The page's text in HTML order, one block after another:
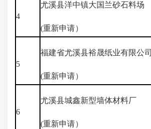
4
尤溪县洋中镇大国兰砂石料场
(重新申请）
5
福建省尤溪县裕晟纸业有限公司
(重新申请）
6
尤溪县城鑫新型墙体材料厂
(重新申请）